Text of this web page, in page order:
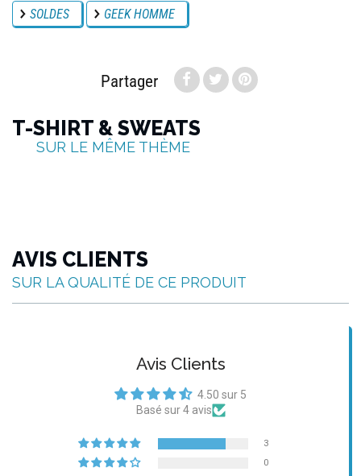
SOLDES GEEK HOMME
Partager
T-SHIRT & SWEATS
SUR LE MÊME THÈME
AVIS CLIENTS
SUR LA QUALITÉ DE CE PRODUIT
Avis Clients
4.50 sur 5
Basé sur 4 avis
3
0